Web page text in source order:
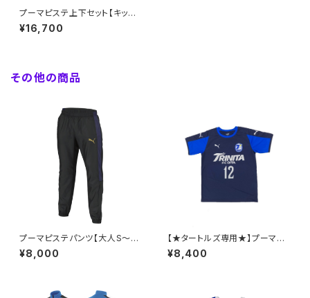
プーマピステ上下セット【キッズ1
30～160】※受注生産（納期約
2.5か月）
¥16,700
その他の商品
プーマピステパンツ【大人S～4
XL】※受注生産（納期約2か月）
¥8,000
【★タートルズ専用★】プーマ半
袖ゲームシャツ【キッズ110～16
0】※受注生産（納期約2か月）
¥8,400